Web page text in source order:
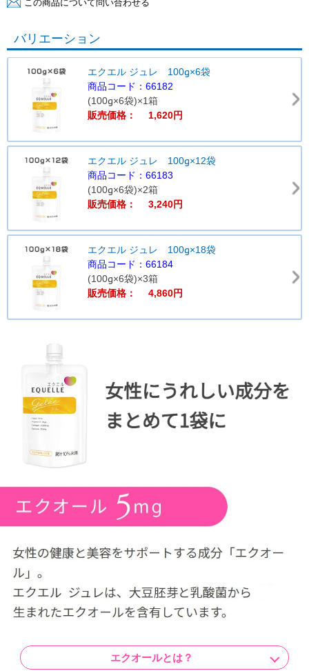
バリエーション
エクエル ジュレ 100g×6袋
商品コード：66182
(100g×6袋)×1箱
販売価格： 1,620円
エクエル ジュレ 100g×12袋
商品コード：66183
(100g×6袋)×2箱
販売価格： 3,240円
エクエル ジュレ 100g×18袋
商品コード：66184
(100g×6袋)×3箱
販売価格： 4,860円
エクオールとは？